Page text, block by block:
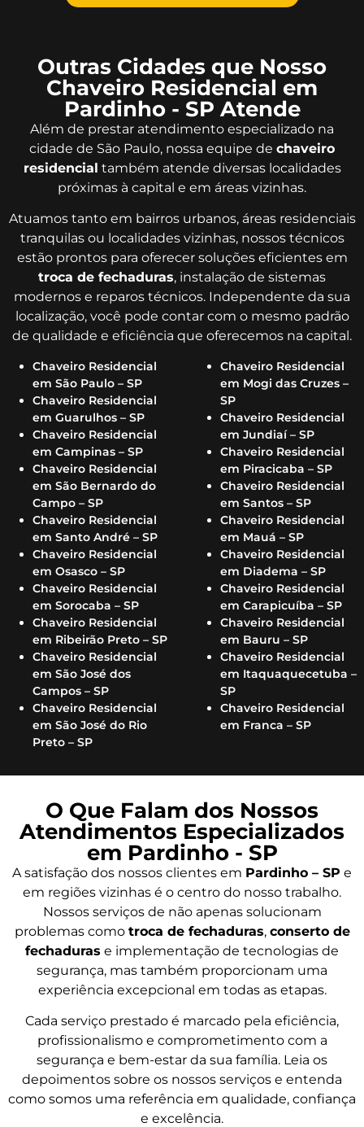
Outras Cidades que Nosso
Chaveiro Residencial em
Pardinho - SP Atende
Além de prestar atendimento especializado na
cidade de São Paulo, nossa equipe de chaveiro
residencial também atende diversas localidades
próximas à capital e em áreas vizinhas.
Atuamos tanto em bairros urbanos, áreas residenciais
tranquilas ou localidades vizinhas, nossos técnicos
estão prontos para oferecer soluções eficientes em
troca de fechaduras, instalação de sistemas
modernos e reparos técnicos. Independente da sua
localização, você pode contar com o mesmo padrão
de qualidade e eficiência que oferecemos na capital.
Chaveiro Residencial
em São Paulo – SP
Chaveiro Residencial
em Guarulhos – SP
Chaveiro Residencial
em Campinas – SP
Chaveiro Residencial
em São Bernardo do
Campo – SP
Chaveiro Residencial
em Santo André – SP
Chaveiro Residencial
em Osasco – SP
Chaveiro Residencial
em Sorocaba – SP
Chaveiro Residencial
em Ribeirão Preto – SP
Chaveiro Residencial
em São José dos
Campos – SP
Chaveiro Residencial
em São José do Rio
Preto – SP
Chaveiro Residencial
em Mogi das Cruzes –
SP
Chaveiro Residencial
em Jundiaí – SP
Chaveiro Residencial
em Piracicaba – SP
Chaveiro Residencial
em Santos – SP
Chaveiro Residencial
em Mauá – SP
Chaveiro Residencial
em Diadema – SP
Chaveiro Residencial
em Carapicuíba – SP
Chaveiro Residencial
em Bauru – SP
Chaveiro Residencial
em Itaquaquecetuba –
SP
Chaveiro Residencial
em Franca – SP
O Que Falam dos Nossos
Atendimentos Especializados
em Pardinho - SP
A satisfação dos nossos clientes em Pardinho – SP e
em regiões vizinhas é o centro do nosso trabalho.
Nossos serviços de não apenas solucionam
problemas como troca de fechaduras, conserto de
fechaduras e implementação de tecnologias de
segurança, mas também proporcionam uma
experiência excepcional em todas as etapas.
Cada serviço prestado é marcado pela eficiência,
profissionalismo e comprometimento com a
segurança e bem-estar da sua família. Leia os
depoimentos sobre os nossos serviços e entenda
como somos uma referência em qualidade, confiança
e excelência.